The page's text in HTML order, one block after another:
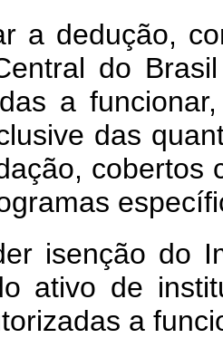
a dedução,
do
a
das
cobertos
isenção do
ativo de
a